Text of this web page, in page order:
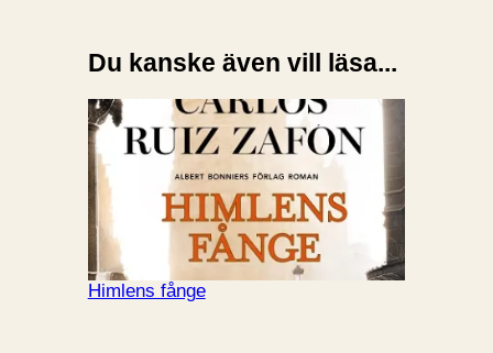
Du kanske även vill läsa...
Himlens fånge